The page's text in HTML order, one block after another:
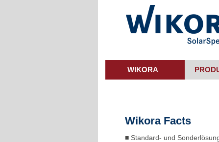
WIKORA
Wikora Facts
■ Standard- und